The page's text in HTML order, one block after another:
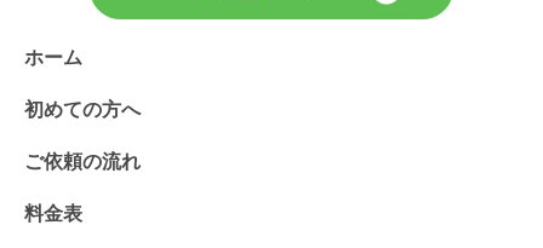
ホーム
初めての方へ
ご依頼の流れ
料金表